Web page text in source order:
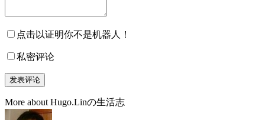
点击以证明你不是机器人！
私密评论
More about Hugo.Linの生活志